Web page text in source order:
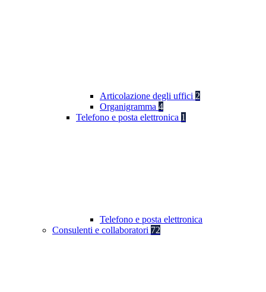
Articolazione degli uffici 2
Organigramma 4
Telefono e posta elettronica 1
Telefono e posta elettronica
Consulenti e collaboratori 72